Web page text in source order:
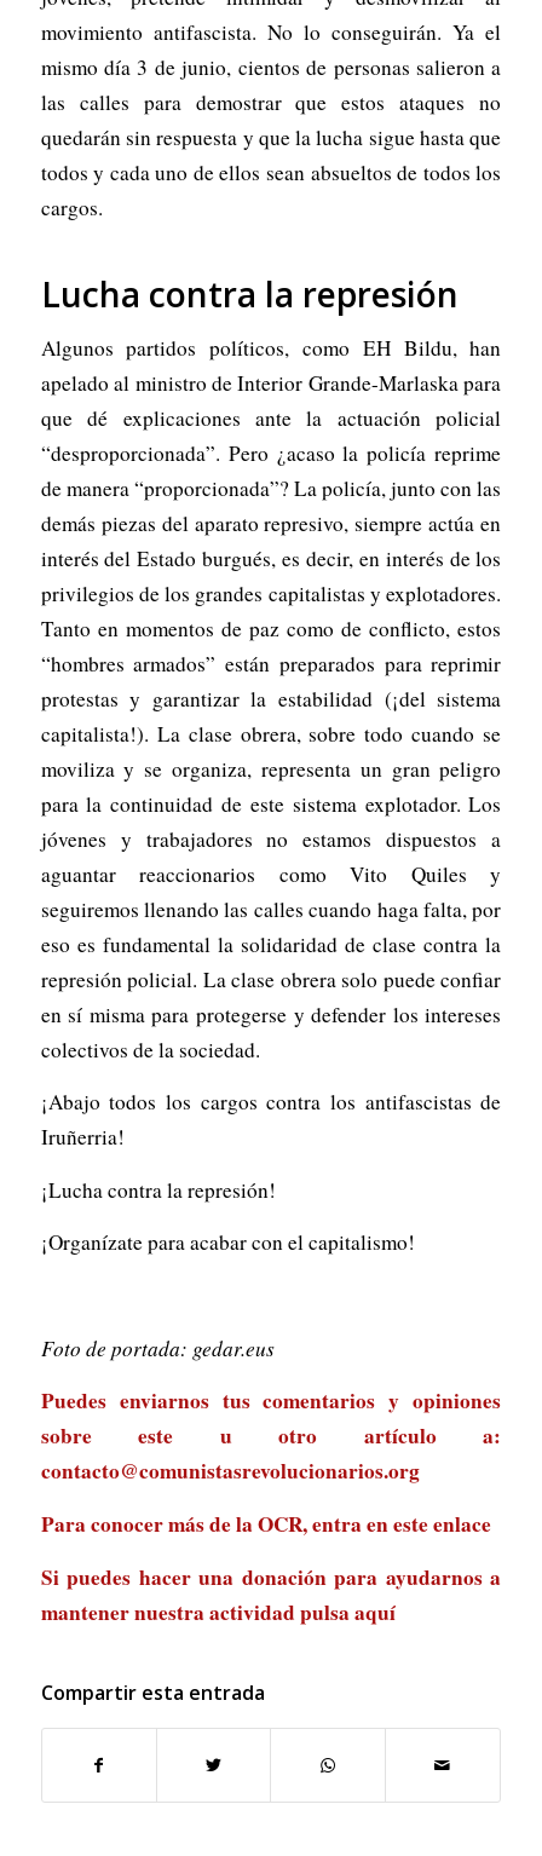
movimiento antifascista. No lo conseguirán. Ya el
mismo día 3 de junio, cientos de personas salieron a
las calles para demostrar que estos ataques no
quedarán sin respuesta y que la lucha sigue hasta que
todos y cada uno de ellos sean absueltos de todos los
cargos.
Lucha contra la represión
Algunos partidos políticos, como EH Bildu, han
apelado al ministro de Interior Grande-Marlaska para
que dé explicaciones ante la actuación policial
“desproporcionada”. Pero ¿acaso la policía reprime
de manera “proporcionada”? La policía, junto con las
demás piezas del aparato represivo, siempre actúa en
interés del Estado burgués, es decir, en interés de los
privilegios de los grandes capitalistas y explotadores.
Tanto en momentos de paz como de conflicto, estos
“hombres armados” están preparados para reprimir
protestas y garantizar la estabilidad (¡del sistema
capitalista!). La clase obrera, sobre todo cuando se
moviliza y se organiza, representa un gran peligro
para la continuidad de este sistema explotador. Los
jóvenes y trabajadores no estamos dispuestos a
aguantar reaccionarios como Vito Quiles y
seguiremos llenando las calles cuando haga falta, por
eso es fundamental la solidaridad de clase contra la
represión policial. La clase obrera solo puede confiar
en sí misma para protegerse y defender los intereses
colectivos de la sociedad.
¡Abajo todos los cargos contra los antifascistas de
Iruñerria!
¡Lucha contra la represión!
¡Organízate para acabar con el capitalismo!
Foto de portada: gedar.eus
Puedes enviarnos tus comentarios y opiniones
sobre este u otro artículo a:
contacto@comunistasrevolucionarios.org
Para conocer más de la OCR, entra eneste enlace
Si puedes hacer una donación para ayudarnos a
mantener nuestra actividad pulsa aquí
Compartir esta entrada